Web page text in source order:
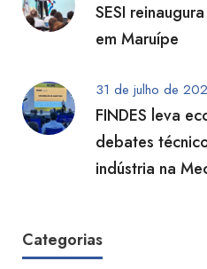
SESI
em Maruípe
31 de julho de
FINDES leva
debates
indústria na
Categorias